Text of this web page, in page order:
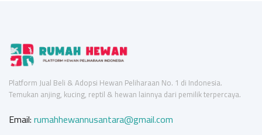
Platform Jual Beli & Adopsi Hewan Peliharaan No. 1 di Indonesia.
Temukan anjing, kucing, reptil & hewan lainnya dari pemilik terpercaya.
Email:rumahhewannusantara@gmail.com